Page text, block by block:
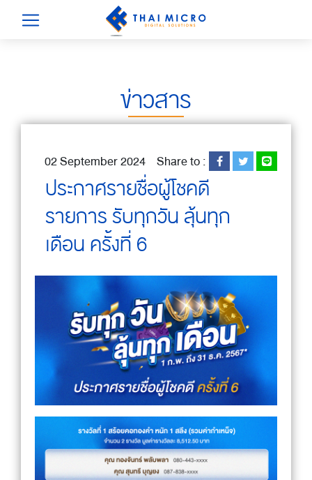
ข่าวสาร
02 September 2024 Share to :
ประกาศรายชื่อผู้โชคดี
รายการ รับทุกวัน ลุ้นทุก
เดือน ครั้งที่ 6